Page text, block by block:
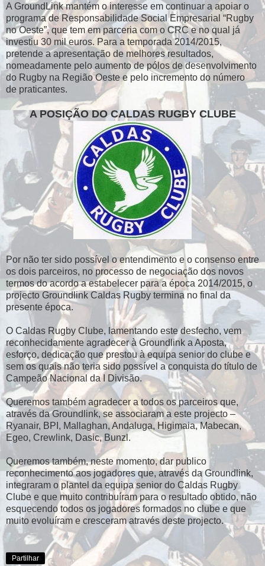
A GroundLink mantém o interesse em continuar a apoiar o
programa de Responsabilidade Social Empresarial “Rugby
no Oeste”, que tem em parceria com o CRC e no qual já
investiu 30 mil euros. Para a temporada 2014/2015,
pretende a apresentação de melhores resultados,
nomeadamente pelo aumento de pólos de desenvolvimento
do Rugby na Região Oeste e pelo incremento do número
de praticantes.
A POSIÇÃO DO CALDAS RUGBY CLUBE
Por não ter sido possível o entendimento e o consenso entre
os dois parceiros, no processo de negociação dos novos
termos do acordo a estabelecer para a época 2014/2015, o
projecto Groundlink Caldas Rugby termina no final da
presente época.
O Caldas Rugby Clube, lamentando este desfecho, vem
reconhecidamente agradecer à Groundlink a Aposta,
esforço, dedicação que prestou à equipa senior do clube e
sem os quais não teria sido possível a conquista do título de
Campeão Nacional da I Divisão.
Queremos também agradecer a todos os parceiros que,
através da Groundlink, se associaram a este projecto –
Ryanair, BPI, Mallaghan, Andaluga, Higimaia, Mabecan,
Egeo, Crewlink, Dasic, Bunzl.
Queremos também, neste momento, dar publico
reconhecimento aos jogadores que, através da Groundlink,
integraram o plantel da equipa senior do Caldas Rugby
Clube e que muito contribuíram para o resultado obtido, não
esquecendo todos os jogadores formados no clube e que
muito evoluíram e cresceram através deste projecto.
Partilhar